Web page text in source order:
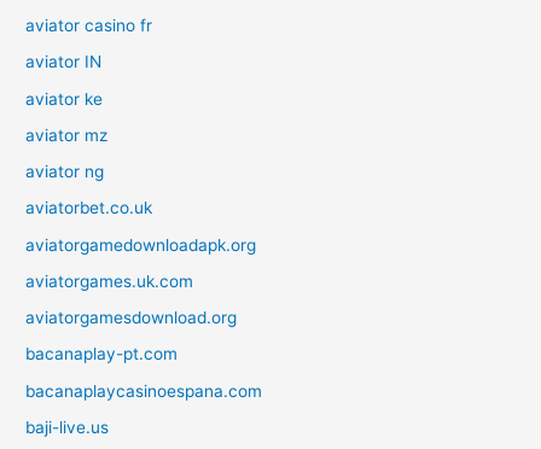
aviator casino fr
aviator IN
aviator ke
aviator mz
aviator ng
aviatorbet.co.uk
aviatorgamedownloadapk.org
aviatorgames.uk.com
aviatorgamesdownload.org
bacanaplay-pt.com
bacanaplaycasinoespana.com
baji-live.us